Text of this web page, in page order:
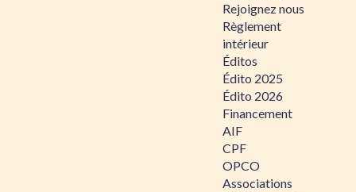
Rejoignez nous
Règlement
intérieur
Éditos
Édito 2025
Édito 2026
Financement
AIF
CPF
OPCO
Associations